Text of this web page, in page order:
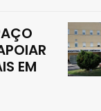
EM